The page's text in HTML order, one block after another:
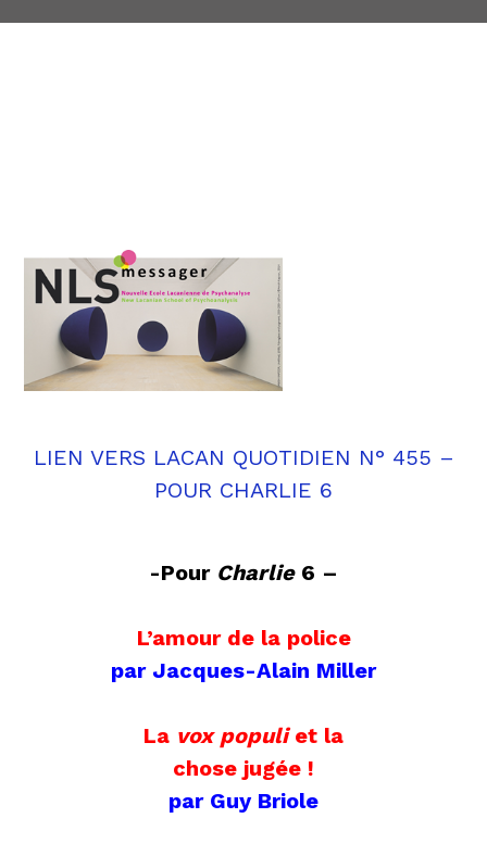
LIEN VERS LACAN QUOTIDIEN N° 455 –
POUR CHARLIE 6
-Pour Charlie6 –
L’amour de la police
par Jacques-Alain Miller
La vox populiet la
chose jugée !
par Guy Briole